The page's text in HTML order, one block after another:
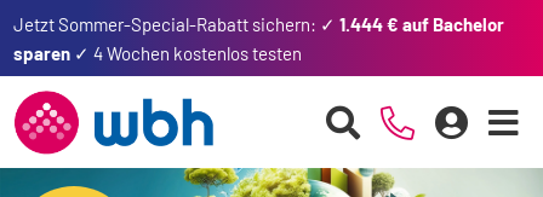
Jetzt Sommer-Special-Rabatt sichern: ✓1.444 € auf Bachelor
sparen ✓ 4 Wochen kostenlos testen